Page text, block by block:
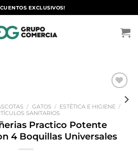
EXCLUSIVOS!
Añadir
lista de
/ GATOS / ESTÉTICA E HIGIENE /
SANITARIOS
Practico Potente
4 Boquillas Universales